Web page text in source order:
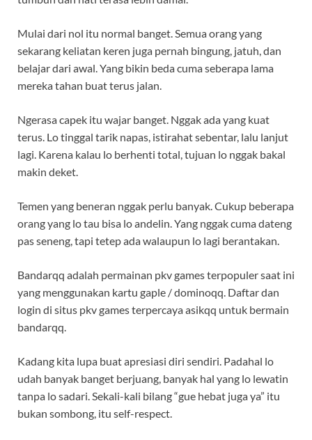
Mulai dari nol itu normal banget. Semua orang yang
sekarang keliatan keren juga pernah bingung, jatuh, dan
belajar dari awal. Yang bikin beda cuma seberapa lama
mereka tahan buat terus jalan.
Ngerasa capek itu wajar banget. Nggak ada yang kuat
terus. Lo tinggal tarik napas, istirahat sebentar, lalu lanjut
lagi. Karena kalau lo berhenti total, tujuan lo nggak bakal
makin deket.
Temen yang beneran nggak perlu banyak. Cukup beberapa
orang yang lo tau bisa lo andelin. Yang nggak cuma dateng
pas seneng, tapi tetep ada walaupun lo lagi berantakan.
Bandarqq adalah permainan pkv games terpopuler saat ini
yang menggunakan kartu gaple / dominoqq. Daftar dan
login di situs pkv games terpercaya asikqq untuk bermain
bandarqq.
Kadang kita lupa buat apresiasi diri sendiri. Padahal lo
udah banyak banget berjuang, banyak hal yang lo lewatin
tanpa lo sadari. Sekali-kali bilang “gue hebat juga ya” itu
bukan sombong, itu self-respect.